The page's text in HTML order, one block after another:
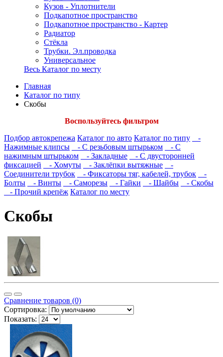
Кузов - Уплотнители
Подкапотное пространство
Подкапотное пространство - Картер
Радиатор
Стёкла
Трубки. Эл.проводка
Универсальное
Весь Каталог по месту
Главная
Каталог по типу
Скобы
Воспользуйтесь фильтром
Подбор автокрепежа Каталог по авто Каталог по типу
-
Нажимные клипсы
- С резьбовым штырьком
- С
нажимным штырьком
- Закладные
- С двусторонней
фиксацией
- Хомуты - Заклёпки вытяжные
-
Соединители трубок
- Фиксаторы тяг, кабелей, трубок
-
Болты
- Винты - Саморезы - Гайки - Шайбы
- Скобы
- Прочий крепёж Каталог по месту
Скобы
Сравнение товаров (0)
Сортировка:
Показать: